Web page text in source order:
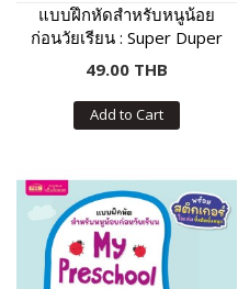
แบบฝึกหัดสำหรับหนูน้อย
ก่อนวัยเรียน : Super Duper
Activity Book
49.00 THB
Add to Cart